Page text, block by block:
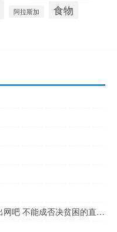
阿拉斯加 食物
前沿科技时讯：检察日报：经常进出网吧 不能成否决贫困的直接依据